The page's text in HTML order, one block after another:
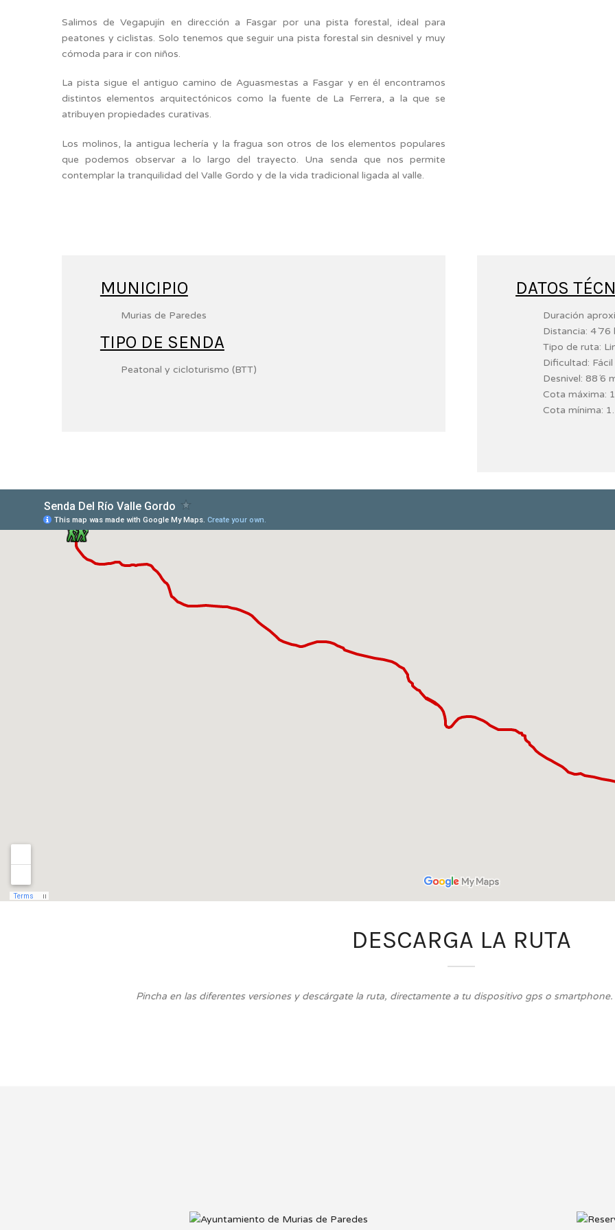
Salimos de Vegapujín en dirección a Fasgar por una pista forestal, ideal para
peatones y ciclistas. Solo tenemos que seguir una pista forestal sin desnivel y muy
cómoda para ir con niños.
La pista sigue el antiguo camino de Aguasmestas a Fasgar y en él encontramos
distintos elementos arquitectónicos como la fuente de La Ferrera, a la que se
atribuyen propiedades curativas.
Los molinos, la antigua lechería y la fragua son otros de los elementos populares
que podemos observar a lo largo del trayecto. Una senda que nos permite
contemplar la tranquilidad del Valle Gordo y de la vida tradicional ligada al valle.
MUNICIPIO
Murias de Paredes
TIPO DE SENDA
Peatonal y cicloturismo (BTT)
DATOS
Duración
Distancia:
Tipo de ruta:
Dificultad: Fácil
Desnivel: 88´6
Cota máxima:
Cota mínima:
DESCARGA LA RUTA
Pincha en las diferentes versiones y descárgate la ruta, directamente a tu dispositivo gps o